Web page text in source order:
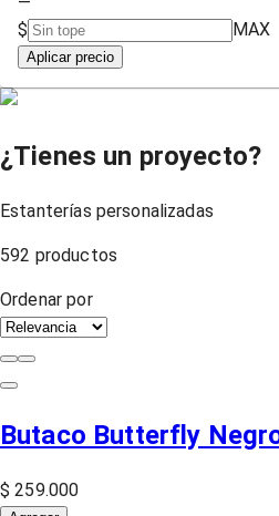
$
MAX
Aplicar precio
¿Tienes un proyecto?
Estanterías personalizadas
592 productos
Ordenar por
Butaco Butterfly
$ 259.000